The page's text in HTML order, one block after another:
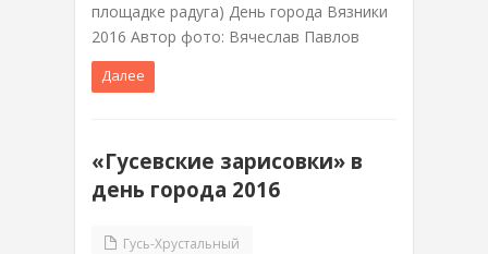
площадке радуга) День города Вязники
2016 Автор фото: Вячеслав Павлов
Далее
«Гусевские зарисовки» в
день города 2016
Гусь-Хрустальный